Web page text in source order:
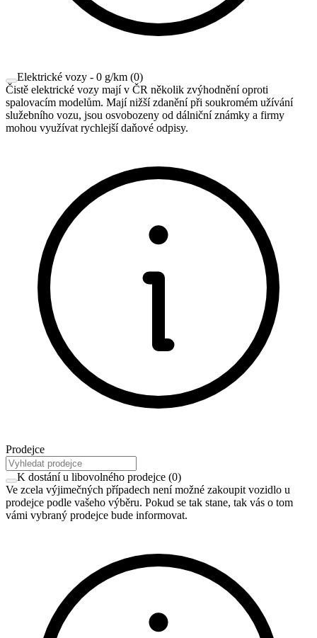
Elektrické vozy - 0 g/km (0)
Čistě elektrické vozy mají v ČR několik zvýhodnění oproti
spalovacím modelům. Mají nižší zdanění při soukromém užívání
služebního vozu, jsou osvobozeny od dálniční známky a firmy
mohou využívat rychlejší daňové odpisy.
Prodejce
K dostání u libovolného prodejce (0)
Ve zcela výjimečných případech není možné zakoupit vozidlo u
prodejce podle vašeho výběru. Pokud se tak stane, tak vás o tom
vámi vybraný prodejce bude informovat.